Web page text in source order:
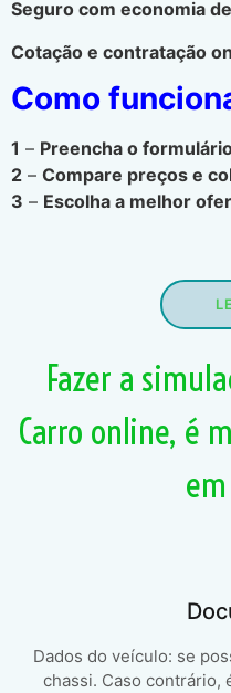
Seguro com economia
Cotação e contratação
Como
1 – Preencha o
2 – Compare preços e
3 – Escolha a melhor
Fazer a
Carro online, é
Dados do veículo: se
chassi. Caso contrário,